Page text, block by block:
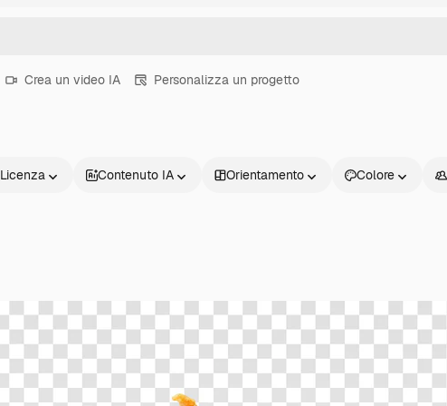
Crea un video IA Personalizza un progetto
Licenza Contenuto IA Orientamento Colore
Prodotti Inizia